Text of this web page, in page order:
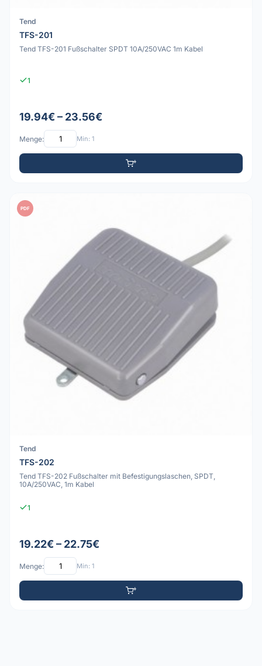
Tend
TFS-201
Tend TFS-201 Fußschalter SPDT 10A/250VAC 1m Kabel
1
19.94€ – 23.56€
Menge: Min: 1
PDF
Tend
TFS-202
Tend TFS-202 Fußschalter mit Befestigungslaschen, SPDT,
10A/250VAC, 1m Kabel
1
19.22€ – 22.75€
Menge: Min: 1